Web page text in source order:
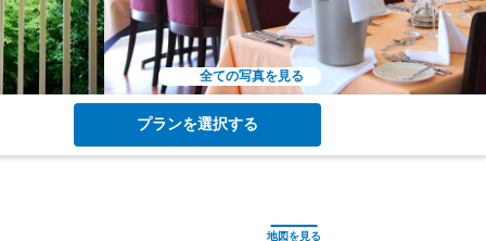
全ての写真を見る
プランを選択する